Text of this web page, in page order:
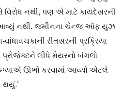
વિરોધ નથી, પણ એ માટે કાયદેસરની
આવ્યું નથી. જમીનના ચેન્જ ઑફ યુઝ
રીતસરની પ્રક્રિયા
પ્રોજેક્ટને લીધે મેયરનો બંગલો
ઊભો કરવામાં આવ્યો એટલે
થયું.’